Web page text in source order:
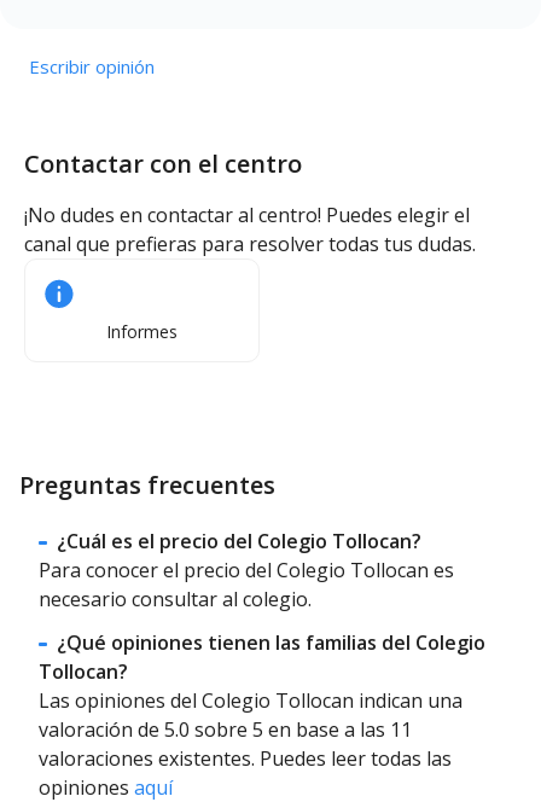
Escribir opinión
Contactar con el centro
¡No dudes en contactar al centro! Puedes elegir el
canal que prefieras para resolver todas tus dudas.
Informes
Preguntas frecuentes
¿Cuál es el precio del Colegio Tollocan?
Para conocer el precio del Colegio Tollocan es
necesario consultar al colegio.
¿Qué opiniones tienen las familias del Colegio
Tollocan?
Las opiniones del Colegio Tollocan indican una
valoración de 5.0 sobre 5 en base a las 11
valoraciones existentes. Puedes leer todas las
opiniones aquí